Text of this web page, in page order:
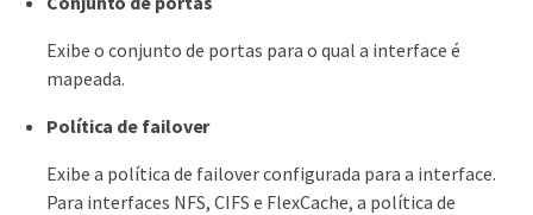
Exibe o conjunto de portas para o qual a interface é
mapeada.
Política de failover
Exibe a política de failover configurada para a interface.
Para interfaces NFS, CIFS e FlexCache, a política de